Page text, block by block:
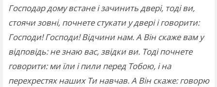
Господар дому встане і зачинить двері, тоді ви,
стоячи зовні, почнете стукати у двері і говорити:
Господи! Господи! Відчини нам. А Він скаже вам у
відповідь: не знаю вас, звідки ви. Тоді почнете
говорити: ми їли і пили перед Тобою, і на
перехрестях наших Ти навчав. А Він скаже: говорю